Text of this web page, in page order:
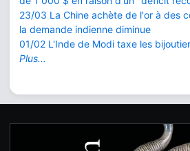
23/03 La Chine achète de l'or à des
la demande indienne diminue
01/02 L'Inde de Modi taxe les
Plus...